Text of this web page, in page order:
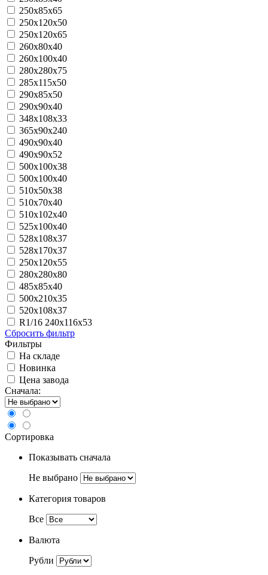
250x85x65
250x120x50
250x120x65
260х80х40
260х100х40
280х280х75
285х115х50
290x85x50
290x90x40
348x108x33
365х90х240
490х90х40
490х90х52
500x100x38
500x100x40
510х50х38
510х70х40
510x102x40
525х100х40
528x108x37
528x170x37
250x120x55
280х280х80
485х85х40
500х210х35
520х108х37
R1/16 240x116x53
Сбросить фильтр
Фильтры
На складе
Новинка
Цена завода
Сначала:
Сортировка
Показывать сначала
Не выбрано
Категория товаров
Все
Валюта
Рубли